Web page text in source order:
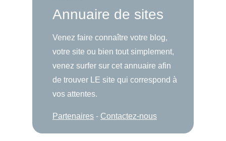
Annuaire de sites
Venez faire connaître votre blog,
votre site ou bien tout simplement,
venez surfer sur cet annuaire afin
de trouver LE site qui correspond à
vos attentes.
Partenaires - Contactez-nous